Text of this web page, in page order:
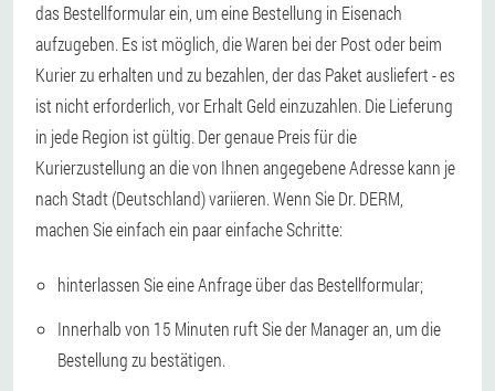
das Bestellformular ein, um eine Bestellung in Eisenach
aufzugeben. Es ist möglich, die Waren bei der Post oder beim
Kurier zu erhalten und zu bezahlen, der das Paket ausliefert - es
ist nicht erforderlich, vor Erhalt Geld einzuzahlen. Die Lieferung
in jede Region ist gültig. Der genaue Preis für die
Kurierzustellung an die von Ihnen angegebene Adresse kann je
nach Stadt (Deutschland) variieren. Wenn Sie Dr. DERM,
machen Sie einfach ein paar einfache Schritte:
hinterlassen Sie eine Anfrage über das Bestellformular;
Innerhalb von 15 Minuten ruft Sie der Manager an, um die
Bestellung zu bestätigen.